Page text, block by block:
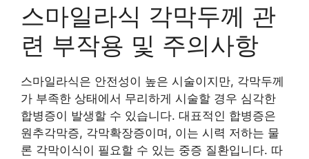
스마일라식 각막두께 관
련 부작용 및 주의사항
스마일라식은 안전성이 높은 시술이지만, 각막두께
가 부족한 상태에서 무리하게 시술할 경우 심각한
합병증이 발생할 수 있습니다. 대표적인 합병증은
원추각막증, 각막확장증이며, 이는 시력 저하는 물
론 각막이식이 필요할 수 있는 중증 질환입니다. 따